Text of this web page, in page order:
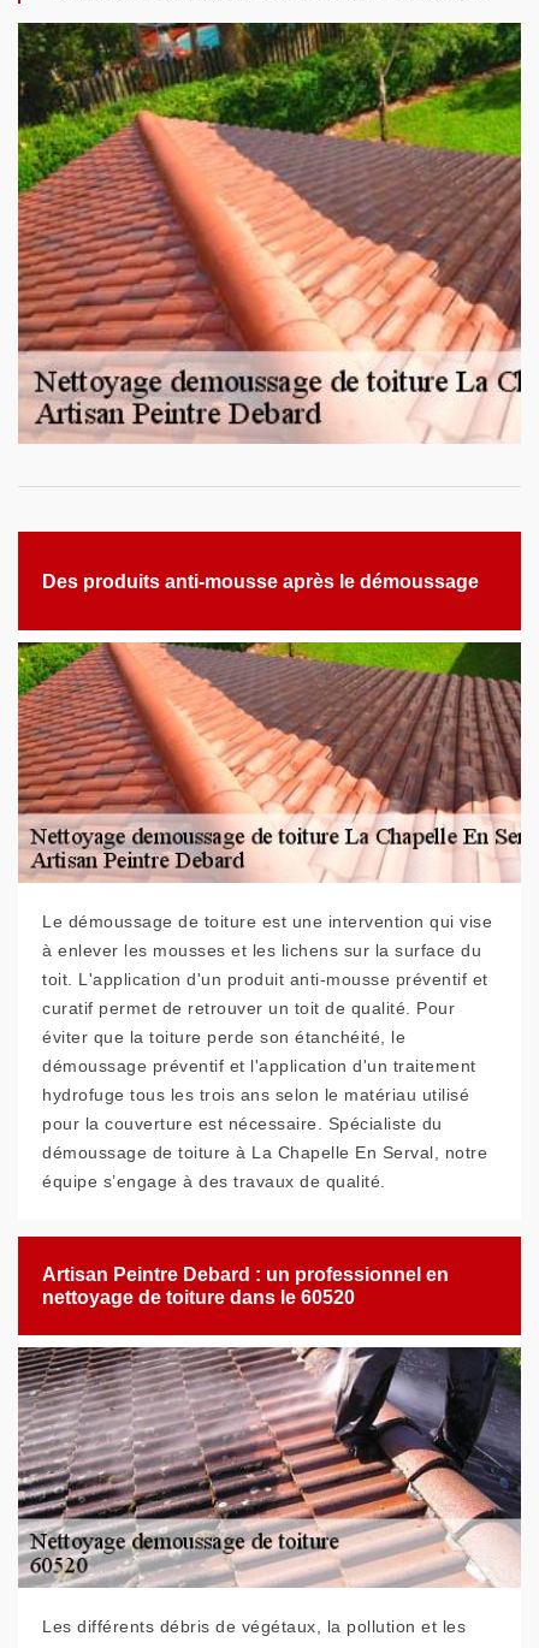
Des produits anti-mousse après le démoussage
Le démoussage de toiture est une intervention qui vise
à enlever les mousses et les lichens sur la surface du
toit. L'application d'un produit anti-mousse préventif et
curatif permet de retrouver un toit de qualité. Pour
éviter que la toiture perde son étanchéité, le
démoussage préventif et l'application d'un traitement
hydrofuge tous les trois ans selon le matériau utilisé
pour la couverture est nécessaire. Spécialiste du
démoussage de toiture à La Chapelle En Serval, notre
équipe s’engage à des travaux de qualité.
Artisan Peintre Debard : un professionnel en
nettoyage de toiture dans le 60520
Les différents débris de végétaux, la pollution et les